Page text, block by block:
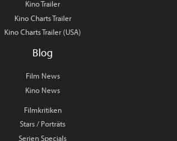
Kino Trailer
Kino Charts Trailer
Kino Charts Trailer (USA)
Blog
Film News
Kino News
Filmkritiken
Stars / Porträts
Serien Specials